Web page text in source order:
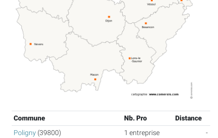
Commune Nb. Pro
Distance
Poligny (39800) 1 entreprise
-